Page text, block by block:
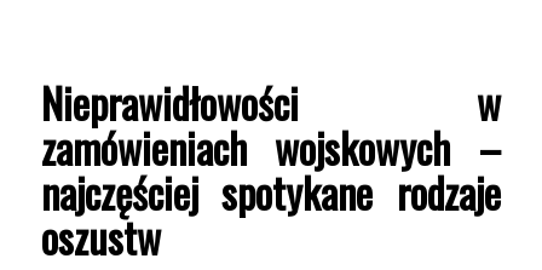
Nieprawidłowości w
zamówieniach wojskowych –
najczęściej spotykane rodzaje
oszustw